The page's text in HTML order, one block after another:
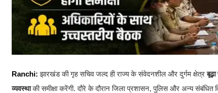
Ranchi: झारखंड की गृह सचिव जल्द ही राज्य के संवेदनशील और दुर्गम क्षेत्रबूढ़ा
व्यवस्थाकी समीक्षा करेंगी. दौरे के दौरान जिला प्रशासन, पुलिस और अन्य संबंधित